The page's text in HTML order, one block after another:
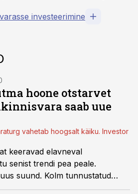
investeerimine
hoone otstarvet
saab uue
vahetab hoogsalt käiku. Investor
keeravad elavneval
senist trendi pea peale.
suund. Kolm tunnustatud
perspektiive - huviline,